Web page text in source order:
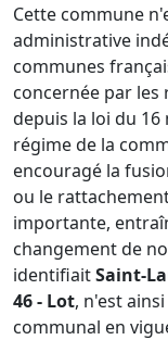
Cette commune
administrative
communes
concernée par
depuis la loi du
régime de la
encouragé la
ou le
importante,
changement de
identifiaitSaint-
46 - Lot, n'est
communal en